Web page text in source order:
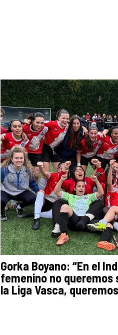
Gorka Boyano: “En el
femenino no queremos
la Liga Vasca,